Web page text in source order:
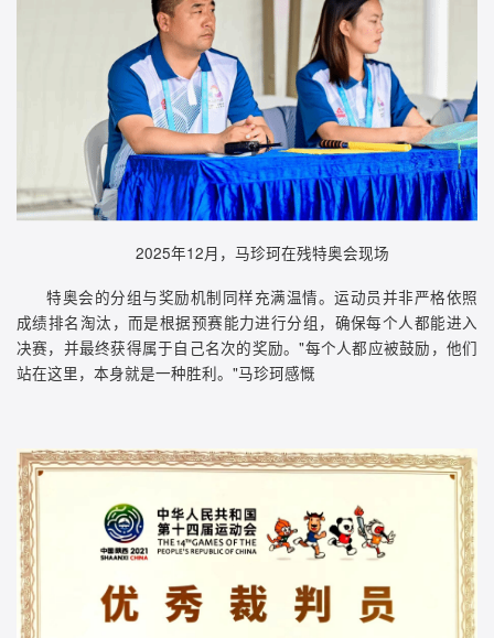
2025年12月，马珍珂在残特奥会现场
特奥会的分组与奖励机制同样充满温情。运动员并非严格依照
成绩排名淘汰，而是根据预赛能力进行分组，确保每个人都能进入
决赛，并最终获得属于自己名次的奖励。"每个人都应被鼓励，他们
站在这里，本身就是一种胜利。"马珍珂感慨